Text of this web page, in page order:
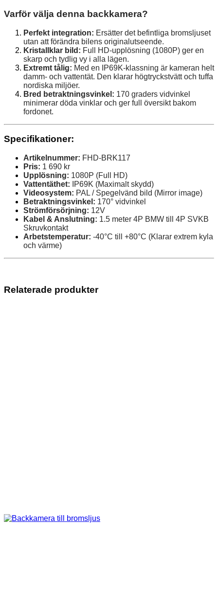
Varför välja denna backkamera?
Perfekt integration: Ersätter det befintliga bromsljuset
utan att förändra bilens originalutseende.
Kristallklar bild: Full HD-upplösning (1080P) ger en
skarp och tydlig vy i alla lägen.
Extremt tålig: Med en IP69K-klassning är kameran helt
damm- och vattentät. Den klarar högtryckstvätt och tuffa
nordiska miljöer.
Bred betraktningsvinkel: 170 graders vidvinkel
minimerar döda vinklar och ger full översikt bakom
fordonet.
Specifikationer:
Artikelnummer: FHD-BRK117
Pris: 1 690 kr
Upplösning: 1080P (Full HD)
Vattentäthet: IP69K (Maximalt skydd)
Videosystem: PAL / Spegelvänd bild (Mirror image)
Betraktningsvinkel: 170° vidvinkel
Strömförsörjning: 12V
Kabel & Anslutning: 1.5 meter 4P BMW till 4P SVKB
Skruvkontakt
Arbetstemperatur: -40°C till +80°C (Klarar extrem kyla
och värme)
Relaterade produkter